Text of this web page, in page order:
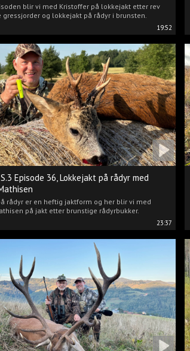
19:52
blir vi med Kristoffer på lokkejakt etter rev
gressjorder og lokkejakt på rådyr i brunsten.
23:37
Episode 36, Lokkejakt på rådyr med
rådyr er en heftig jaktform og her blir vi med
på jakt etter brunstige rådyrbukker.